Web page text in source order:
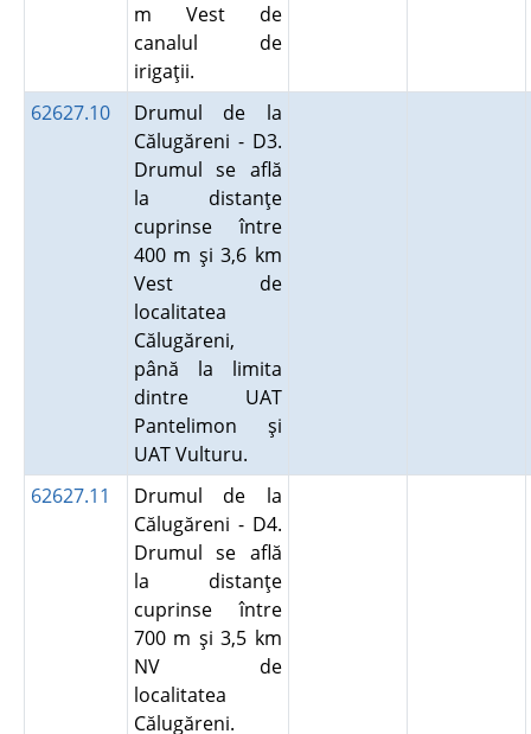
m Vest de
canalul de
irigaţii.
62627.10
Drumul de la
Călugăreni - D3.
Drumul se află
la distanţe
cuprinse între
400 m şi 3,6 km
Vest de
localitatea
Călugăreni,
până la limita
dintre UAT
Pantelimon şi
UAT Vulturu.
62627.11
Drumul de la
Călugăreni - D4.
Drumul se află
la distanţe
cuprinse între
700 m şi 3,5 km
NV de
localitatea
Călugăreni.